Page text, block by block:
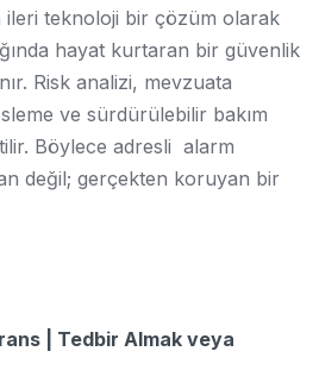
ileri teknoloji bir çözüm olarak
hayat kurtaran bir güvenlik
Risk analizi, mevzuata
ve sürdürülebilir bakım
Böylece adresli alarm
değil; gerçekten koruyan bir
| Tedbir Almak veya